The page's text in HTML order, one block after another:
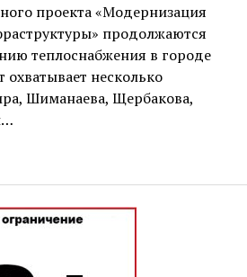
проекта «Модернизация
продолжаются
теплоснабжения в городе
охватывает несколько
Шиманаева, Щербакова,